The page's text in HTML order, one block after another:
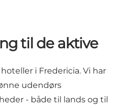
til de aktive
i Fredericia. Vi har
udendørs
- både til lands og til